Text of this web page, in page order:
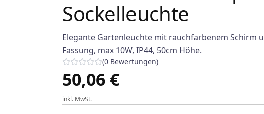
Sockelleuchte
Elegante Gartenleuchte mit rauchfarbenem Schirm
Fassung, max 10W, IP44, 50cm Höhe.
(0 Bewertungen)
50,06 €
inkl. MwSt.